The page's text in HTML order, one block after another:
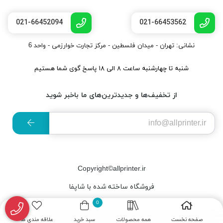
021-66453562
021-66452094
نشانی: تهران - میدان فلسطین - مرکز تجارت خوارزمی - واحد 6
شنبه تا چهارشنبه ساعت ۸ الی ۱۸ پاسخ گوی شما هستیم
از تخفیف‌ها و جدیدترین‌های ما باخبر شوید
Copyright©allprinter.ir
فروشگاه ساخته شده با شاپفا
صفحه نخست همه محصولات
0
سبد خرید علاقه مندی ها